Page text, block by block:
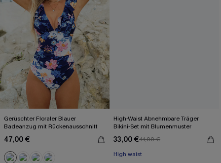
Gerüschter Floraler Blauer
Badeanzug mit Rückenausschnitt
47,00 €
High-Waist Abnehmbare Träger
Bikini-Set mit Blumenmuster
33,00 €41,00 €
High waist